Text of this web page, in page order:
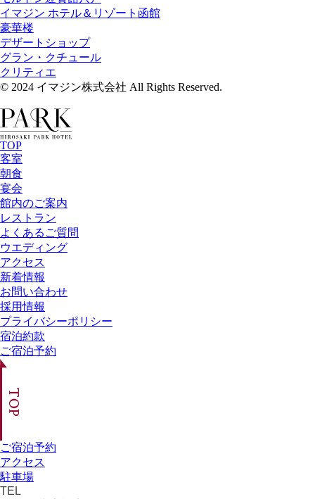
イマジン ホテル＆リゾート函館
豪華楼
デザートショップ
グラン・クチュール
クリティエ
© 2024 イマジン株式会社 All Rights Reserved.
TOP
客室
朝食
宴会
館内のご案内
レストラン
よくあるご質問
ウエディング
アクセス
新着情報
お問い合わせ
採用情報
プライバシーポリシー
宿泊約款
ご宿泊予約
ご宿泊予約
アクセス
駐車場
TEL